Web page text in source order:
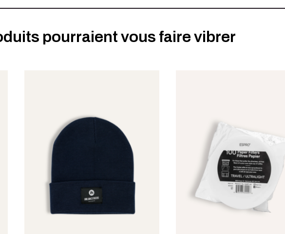
pourraient vous faire vibrer